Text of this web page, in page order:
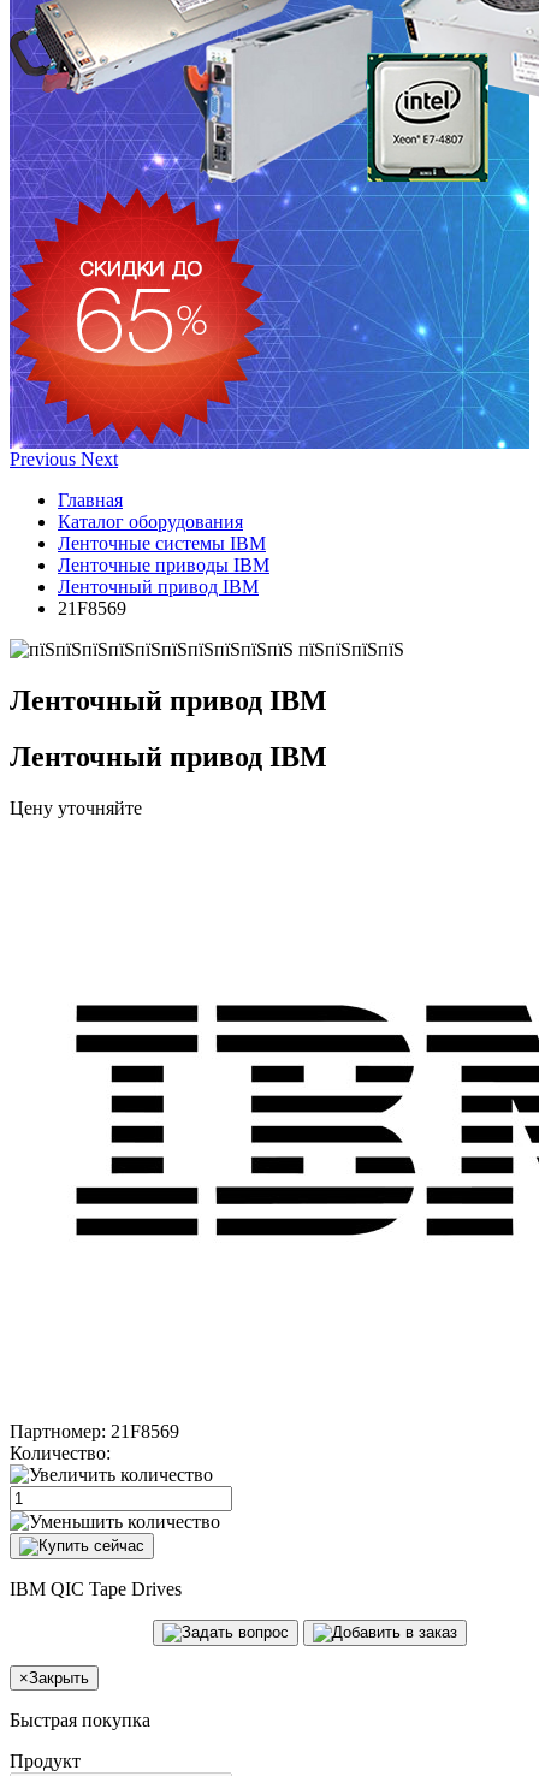
Previous Next
Главная
Каталог оборудования
Ленточные системы IBM
Ленточные приводы IBM
Ленточный привод IBM
21F8569
Ленточный привод IBM
Ленточный привод IBM
Цену уточняйте
Партномер: 21F8569
Количество:
IBM QIC Tape Drives
×Закрыть
Быстрая покупка
Продукт